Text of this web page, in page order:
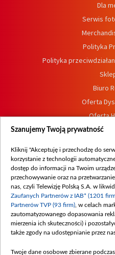
Dla
Serwis
Polityka
Polityka
Biuro
Oferta
Oferta
Procedura
Szanujemy Twoją prywatność
Kliknij "Akceptuję i przechodzę do
korzystanie z technologii
dostęp do informacji na Twoim
przechowywanie oraz na
nas, czyli Telewizję Polską S.A. w
Zaufanych Partnerów z IAB* (1201
Partnerów TVP (93 firm) , w celach
zautomatyzowanego dopasowania
mierzenia ich skuteczności) i
także zgody na udostępnianie przez
Twoje dane osobowe zbierane